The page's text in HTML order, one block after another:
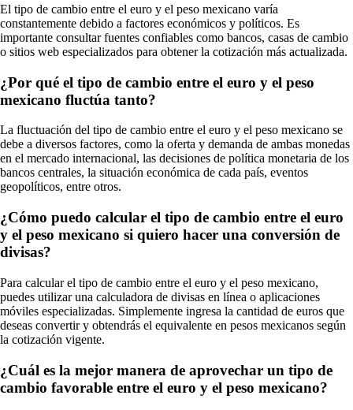
El tipo de cambio entre el euro y el peso mexicano varía
constantemente debido a factores económicos y políticos. Es
importante consultar fuentes confiables como bancos, casas de cambio
o sitios web especializados para obtener la cotización más actualizada.
¿Por qué el tipo de cambio entre el euro y el peso
mexicano fluctúa tanto?
La fluctuación del tipo de cambio entre el euro y el peso mexicano se
debe a diversos factores, como la oferta y demanda de ambas monedas
en el mercado internacional, las decisiones de política monetaria de los
bancos centrales, la situación económica de cada país, eventos
geopolíticos, entre otros.
¿Cómo puedo calcular el tipo de cambio entre el euro
y el peso mexicano si quiero hacer una conversión de
divisas?
Para calcular el tipo de cambio entre el euro y el peso mexicano,
puedes utilizar una calculadora de divisas en línea o aplicaciones
móviles especializadas. Simplemente ingresa la cantidad de euros que
deseas convertir y obtendrás el equivalente en pesos mexicanos según
la cotización vigente.
¿Cuál es la mejor manera de aprovechar un tipo de
cambio favorable entre el euro y el peso mexicano?